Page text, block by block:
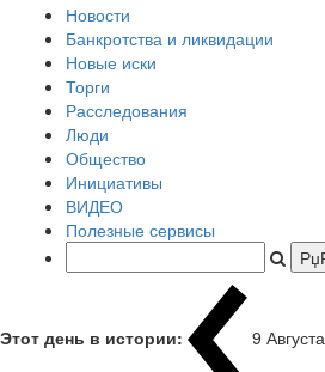
Новости
Банкротства и ликвидации
Новые иски
Торги
Расследования
Люди
Общество
Инициативы
ВИДЕО
Полезные сервисы
Этот день в истории: 9 Августа